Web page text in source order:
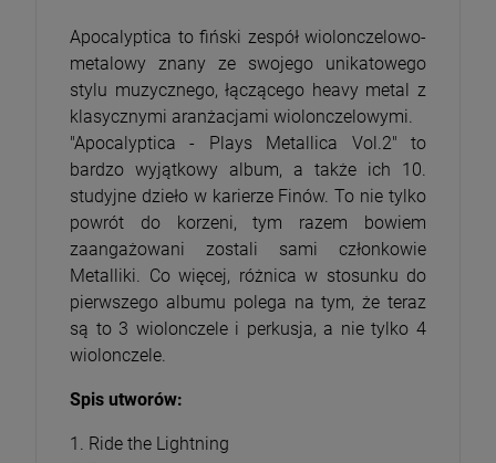
Apocalyptica to fiński zespół wiolonczelowo-
metalowy znany ze swojego unikatowego
stylu muzycznego, łączącego heavy metal z
klasycznymi aranżacjami wiolonczelowymi.
"Apocalyptica - Plays Metallica Vol.2" to
bardzo wyjątkowy album, a także ich 10.
studyjne dzieło w karierze Finów. To nie tylko
powrót do korzeni, tym razem bowiem
zaangażowani zostali sami członkowie
Metalliki. Co więcej, różnica w stosunku do
pierwszego albumu polega na tym, że teraz
są to 3 wiolonczele i perkusja, a nie tylko 4
wiolonczele.
Spis utworów:
1. Ride the Lightning